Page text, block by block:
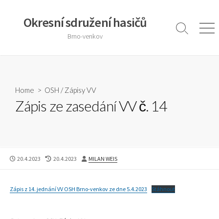
contentOkresní sdružení hasičů
Brno-venkov
Search
Home > OSH /Zápisy VV
Zápis ze zasedání VV č. 14
PUBLISHED
20.4.2023
LAST
20.4.2023 AUTHOR
MILAN WEIS
Zápis z 14. jednání VV OSH Brno-venkov ze dne 5.4.2023 Stáhnout